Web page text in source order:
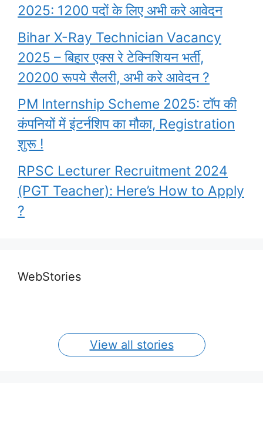
2025: 1200 पदों के लिए अभी करे आवेदन
Bihar X-Ray Technician Vacancy
2025 – बिहार एक्स रे टेक्निशियन भर्ती,
20200 रूपये सैलरी, अभी करे आवेदन ?
PM Internship Scheme 2025: टॉप की
कंपनियों में इंटर्नशिप का मौका, Registration
शुरू !
RPSC Lecturer Recruitment 2024
(PGT Teacher): Here’s How to Apply
?
WebStories
Biography l UPSC
2023
Highest Paying
Government Jobs
View all stories